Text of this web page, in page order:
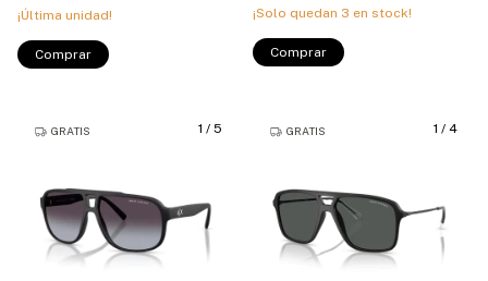
¡Última unidad!
Comprar
¡Solo quedan 3 en stock!
Comprar
1 / 5
GRATIS 1 / 4
GRATIS